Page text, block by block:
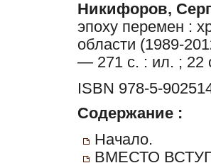
Никифоров,
эпоху перемен :
области (1989-
— 271 с. : ил. ; 22
ISBN 978-5-
Содержание :
Начало.
ВМЕСТО